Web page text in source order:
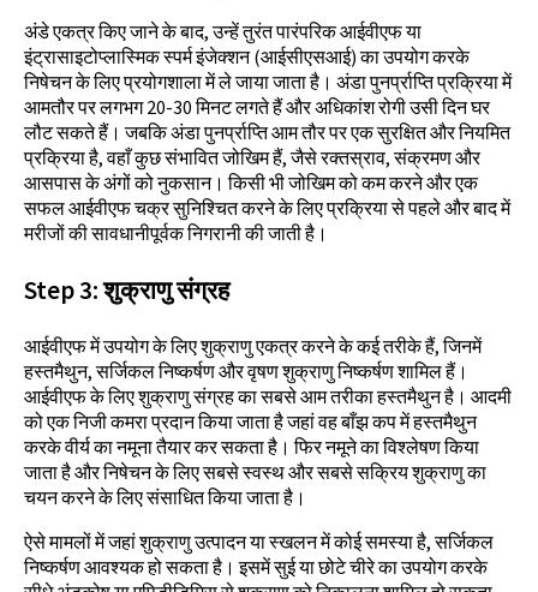
अंडे एकत्र किए जाने के बाद, उन्हें तुरंत पारंपरिक आईवीएफ या
इंट्रासाइटोप्लास्मिक स्पर्म इंजेक्शन (आईसीएसआई) का उपयोग करके
निषेचन के लिए प्रयोगशाला में ले जाया जाता है। अंडा पुनर्प्राप्ति प्रक्रिया में
आमतौर पर लगभग 20-30 मिनट लगते हैं और अधिकांश रोगी उसी दिन घर
लौट सकते हैं। जबकि अंडा पुनर्प्राप्ति आम तौर पर एक सुरक्षित और नियमित
प्रक्रिया है, वहाँ कुछ संभावित जोखिम हैं, जैसे रक्तस्राव, संक्रमण और
आसपास के अंगों को नुकसान। किसी भी जोखिम को कम करने और एक
सफल आईवीएफ चक्र सुनिश्चित करने के लिए प्रक्रिया से पहले और बाद में
मरीजों की सावधानीपूर्वक निगरानी की जाती है।
Step3:शुक्राणु संग्रह
आईवीएफ में उपयोग के लिए शुक्राणु एकत्र करने के कई तरीके हैं, जिनमें
हस्तमैथुन, सर्जिकल निष्कर्षण और वृषण शुक्राणु निष्कर्षण शामिल हैं।
आईवीएफ के लिए शुक्राणु संग्रह का सबसे आम तरीका हस्तमैथुन है। आदमी
को एक निजी कमरा प्रदान किया जाता है जहां वह बाँझ कप में हस्तमैथुन
करके वीर्य का नमूना तैयार कर सकता है। फिर नमूने का विश्लेषण किया
जाता है और निषेचन के लिए सबसे स्वस्थ और सबसे सक्रिय शुक्राणु का
चयन करने के लिए संसाधित किया जाता है।
ऐसे मामलों में जहां शुक्राणु उत्पादन या स्खलन में कोई समस्या है, सर्जिकल
निष्कर्षण आवश्यक हो सकता है। इसमें सुई या छोटे चीरे का उपयोग करके